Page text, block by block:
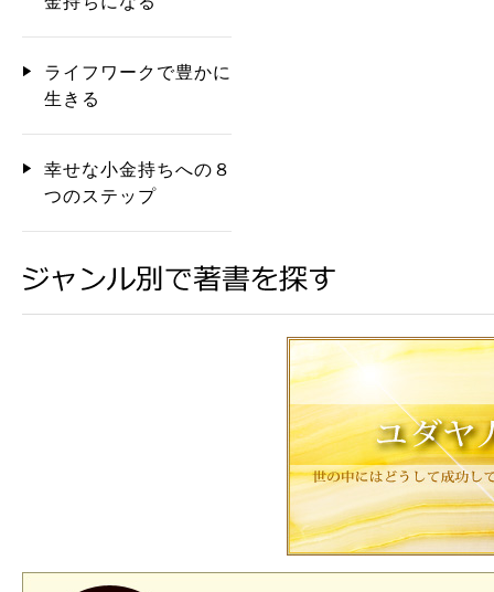
ライフワークで豊かに
生きる
幸せな小金持ちへの８
つのステップ